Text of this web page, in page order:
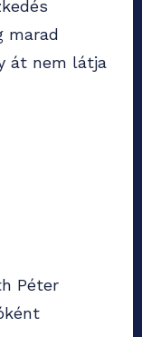
marad
át nem látja
Péter